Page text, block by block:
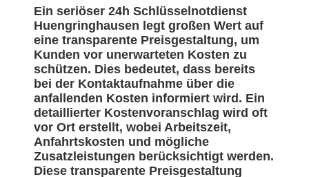
Ein seriöser 24h Schlüsselnotdienst
Huengringhausen legt großen Wert auf
eine transparente Preisgestaltung, um
Kunden vor unerwarteten Kosten zu
schützen. Dies bedeutet, dass bereits
bei der Kontaktaufnahme über die
anfallenden Kosten informiert wird. Ein
detaillierter Kostenvoranschlag wird oft
vor Ort erstellt, wobei Arbeitszeit,
Anfahrtskosten und mögliche
Zusatzleistungen berücksichtigt werden.
Diese transparente Preisgestaltung